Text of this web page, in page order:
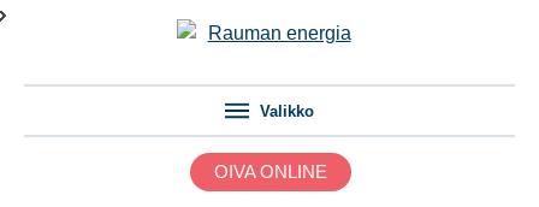
Valikko
OIVA ONLINE